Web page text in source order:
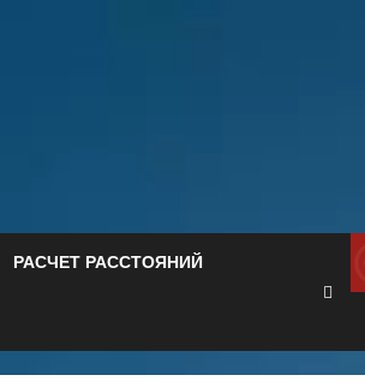
РАСЧЕТ РАССТОЯНИЙ